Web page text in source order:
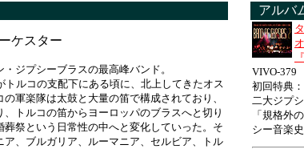
ケスター
ジプシーブラスの最高峰バンド。
ルコの支配下にある頃に、北上してきたオス
軍楽隊は太鼓と大量の笛で構成されており、
トルコの笛からヨーロッパのブラスへと切り
祭という日常性の中へと変化していった。そ
、ブルガリア、ルーマニア、セルビア、トル
アルバ
VIVO-379
初回特典
二大ジプ
「規格外
シー音楽